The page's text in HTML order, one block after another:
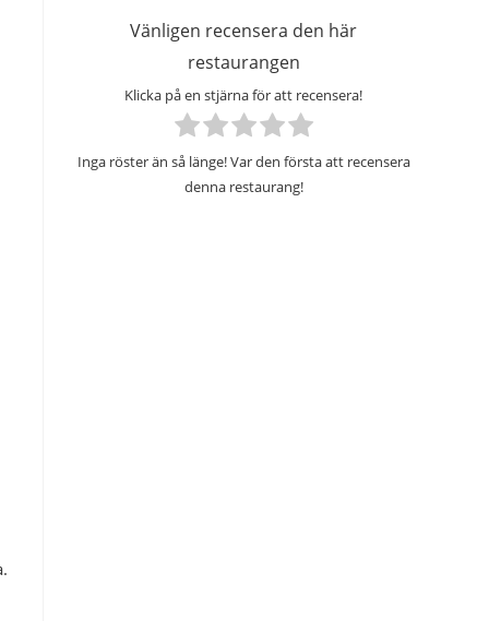
Vänligen recensera den här
restaurangen
Klicka på en stjärna för att recensera!
Inga röster än så länge! Var den första att recensera
denna restaurang!